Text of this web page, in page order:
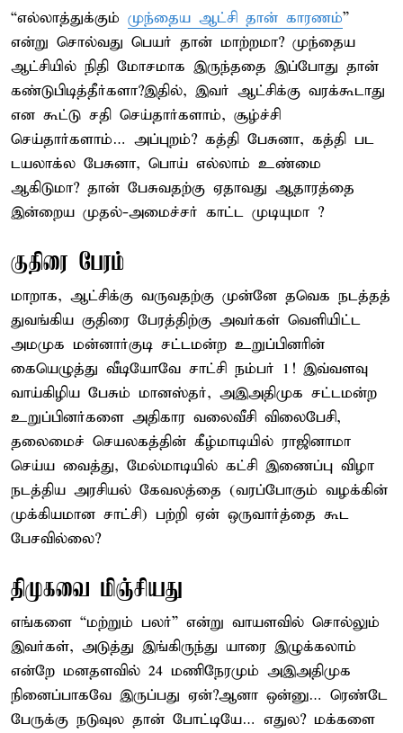
“எல்லாத்துக்கும் முந்தைய ஆட்சி தான் காரணம்”
என்று சொல்வது பெயர் தான் மாற்றமா? முந்தைய
ஆட்சியில் நிதி மோசமாக இருந்ததை இப்போது தான்
கண்டுபிடித்தீர்களா?இதில், இவர் ஆட்சிக்கு வரக்கூடாது
என கூட்டு சதி செய்தார்களாம், சூழ்ச்சி
செய்தார்களாம்… அப்புறம்? கத்தி பேசுனா, கத்தி பட
டயலாக்ல பேசுனா, பொய் எல்லாம் உண்மை
ஆகிடுமா? தான் பேசுவதற்கு ஏதாவது ஆதாரத்தை
இன்றைய முதல்-அமைச்சர் காட்ட முடியுமா ?
குதிரை பேரம்
மாறாக, ஆட்சிக்கு வருவதற்கு முன்னே தவெக நடத்தத்
துவங்கிய குதிரை பேரத்திற்கு அவர்கள் வெளியிட்ட
அமமுக மன்னார்குடி சட்டமன்ற உறுப்பினரின்
கையெழுத்து வீடியோவே சாட்சி நம்பர் 1! இவ்வளவு
வாய்கிழிய பேசும் மானஸ்தர், அஇஅதிமுக சட்டமன்ற
உறுப்பினர்களை அதிகார வலைவீசி விலைபேசி,
தலைமைச் செயலகத்தின் கீழ்மாடியில் ராஜினாமா
செய்ய வைத்து, மேல்மாடியில் கட்சி இணைப்பு விழா
நடத்திய அரசியல் கேவலத்தை (வரப்போகும் வழக்கின்
முக்கியமான சாட்சி) பற்றி ஏன் ஒருவார்த்தை கூட
பேசவில்லை?
திமுகவை மிஞ்சியது
எங்களை “மற்றும் பலர்” என்று வாயளவில் சொல்லும்
இவர்கள், அடுத்து இங்கிருந்து யாரை இழுக்கலாம்
என்றே மனதளவில் 24 மணிநேரமும் அஇஅதிமுக
நினைப்பாகவே இருப்பது ஏன்?ஆனா ஒன்னு… ரெண்டே
பேருக்கு நடுவுல தான் போட்டியே… எதுல? மக்களை